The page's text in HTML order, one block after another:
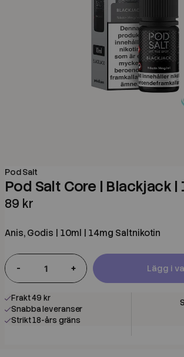
Pod Salt
Pod Salt Core | Blackjack |
89 kr
Anis, Godis | 10ml | 14mg Saltnikotin
- + Lägg i
Frakt 49 kr
Snabba leveranser
Strikt 18-års gräns